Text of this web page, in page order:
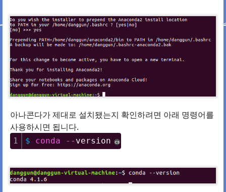
아나콘다가 제대로 설치됐는지 확인하려면 아래 명령어를
사용하시면 됩니다.
1 $ conda - - version cs